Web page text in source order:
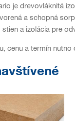
je drevovláknitá
a schopná
a izolácia pre
cenu a termín